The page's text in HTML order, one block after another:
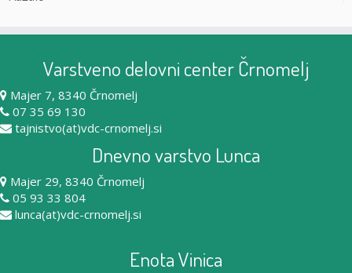
Varstveno delovni center Črnomelj
Majer 7, 8340 Črnomelj
07 35 69 130
tajnistvo(at)vdc-crnomelj.si
Dnevno varstvo Lunca
Majer 29, 8340 Črnomelj
05 93 33 804
lunca(at)vdc-crnomelj.si
Enota Vinica